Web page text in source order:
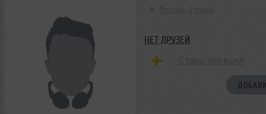
НЕТ ДРУЗЕЙ